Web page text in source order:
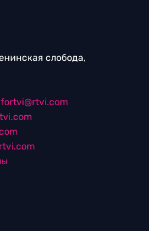
слобода,